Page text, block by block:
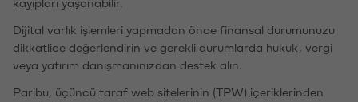
Dijital varlık işlemleri yapmadan önce finansal durumunuzu
dikkatlice değerlendirin ve gerekli durumlarda hukuk, vergi
veya yatırım danışmanınızdan destek alın.
Paribu, üçüncü taraf web sitelerinin (TPW) içeriklerinden